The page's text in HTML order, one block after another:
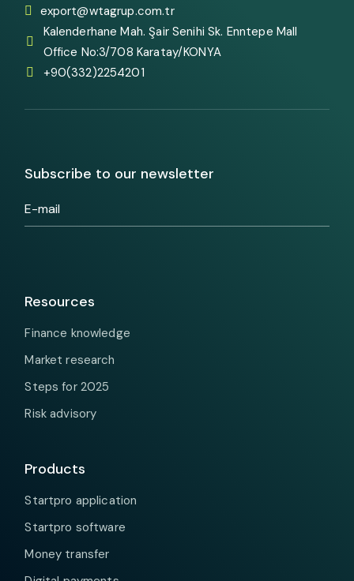
export@wtagrup.com.tr
Kalenderhane Mah. Şair Senihi Sk. Enntepe Mall
Office No:3/708 Karatay/KONYA
+90(332)2254201
Subscribe to our newsletter
Resources
Finance knowledge
Market research
Steps for 2025
Risk advisory
Products
Startpro application
Startpro software
Money transfer